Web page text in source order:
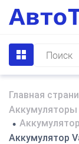
Главная
Аккумуляторы
•
Аккумулятор